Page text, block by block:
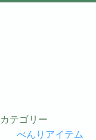
カテゴリー
べんりアイテム